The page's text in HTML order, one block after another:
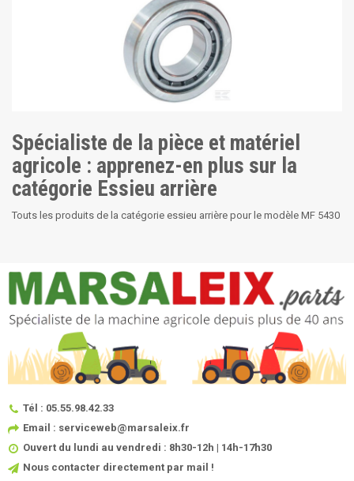
Spécialiste de la pièce et matériel
agricole : apprenez-en plus sur la
catégorie Essieu arrière
Touts les produits de la catégorie essieu arrière pour le modèle MF 5430
Tél : 05.55.98.42.33
Email : serviceweb@marsaleix.fr
Ouvert du lundi au vendredi : 8h30-12h | 14h-17h30
Nous contacter directement par mail !